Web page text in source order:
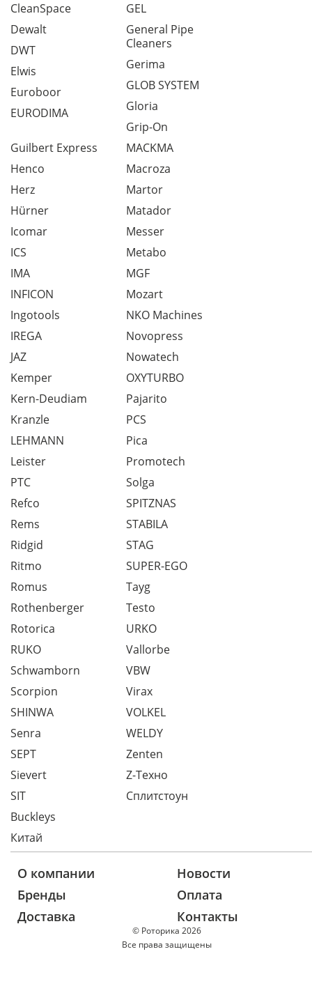
CleanSpace
Dewalt
DWT
Elwis
Euroboor
EURODIMA
GEL
General Pipe
Cleaners
Gerima
GLOB SYSTEM
Gloria
Grip-On
Guilbert Express
Henco
Herz
Hürner
Icomar
ICS
IMA
INFICON
Ingotools
IREGA
JAZ
Kemper
Kern-Deudiam
Kranzle
LEHMANN
Leister
MACKMA
Macroza
Martor
Matador
Messer
Metabo
MGF
Mozart
NKO Machines
Novopress
Nowatech
OXYTURBO
Pajarito
PCS
Pica
Promotech
PTC
Refco
Rems
Ridgid
Ritmo
Romus
Rothenberger
Rotorica
RUKO
Schwamborn
Scorpion
SHINWA
Senra
SEPT
Sievert
SIT
Solga
SPITZNAS
STABILA
STAG
SUPER-EGO
Tayg
Testo
URKO
Vallorbe
VBW
Virax
VOLKEL
WELDY
Zenten
Z-Техно
Сплитстоун
Buckleys
Китай
© Роторика 2026
Все права защищены
О компании
Новости
Бренды
Оплата
Доставка
Контакты